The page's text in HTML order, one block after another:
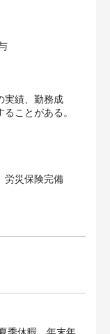
賞与
実績、勤務成
ことがある。
労災保険完備